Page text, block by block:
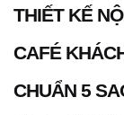
THIẾT KẾ
CAFÉ
CHUẨN 5